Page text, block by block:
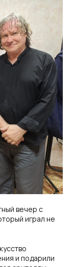
вечер с
играл не
и подарили